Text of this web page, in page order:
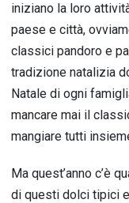
iniziano la loro
paese e città,
classici pandoro e
tradizione natalizia
Natale di ogni
mancare mai il
mangiare tutti
Ma quest’anno c’è
di questi dolci tipici